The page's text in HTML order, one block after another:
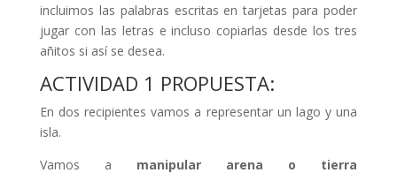
incluimos las palabras escritas en tarjetas para poder
jugar con las letras e incluso copiarlas desde los tres
añitos si así se desea.
ACTIVIDAD 1 PROPUESTA:
En dos recipientes vamos a representar un lago y una
isla.
Vamos a manipular arena o tierra